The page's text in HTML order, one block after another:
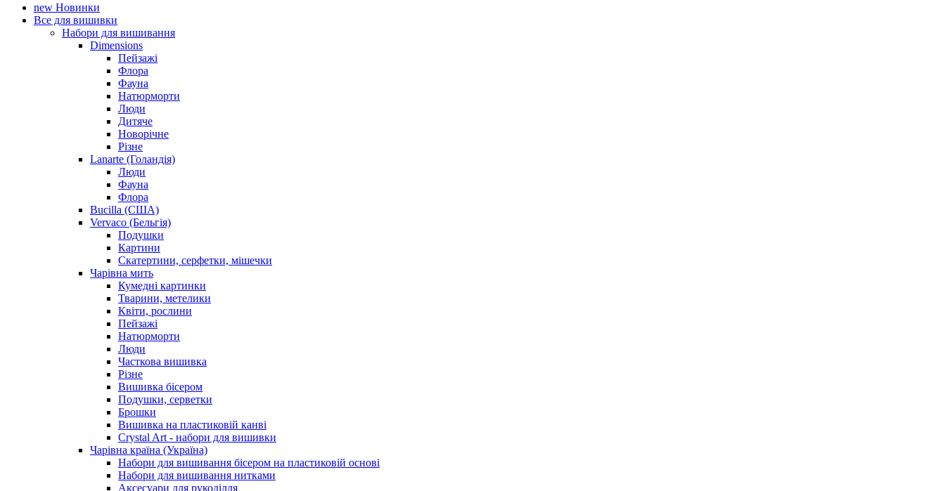
new Новинки
Все для вишивки
Набори для вишивання
Dimensions
Пейзажі
Флора
Фауна
Натюрморти
Люди
Дитяче
Новорічне
Різне
Lanarte (Голандія)
Люди
Фауна
Флора
Bucilla (США)
Vervaco (Бельгія)
Подушки
Картини
Скатертини, серфетки, мішечки
Чарiвна мить
Кумедні картинки
Тварини, метелики
Квіти, рослини
Пейзажі
Натюрморти
Люди
Часткова вишивка
Різне
Вишивка бісером
Подушки, серветки
Брошки
Вишивка на пластиковій канві
Crystal Art - набори для вишивки
Чарівна країна (Україна)
Набори для вишивання бісером на пластиковій основі
Набори для вишивання нитками
Аксесуари для рукоділля